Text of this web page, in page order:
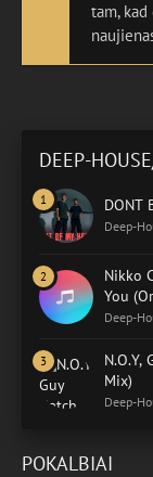
tam,
DEEP-
DONT
Deep-
Nikko
You
Deep-
N.O.Y,
Mix)
Deep-
POKALBIAI